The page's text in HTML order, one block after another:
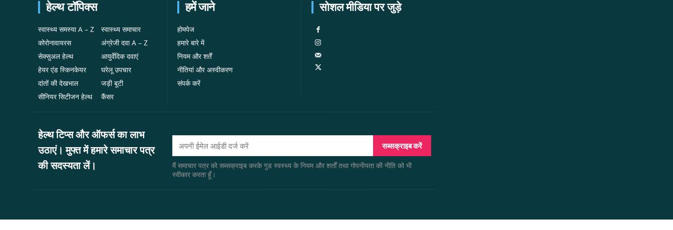
हेल्थ टॉपिक्स
स्वास्थ्य समस्या A – Z
कोरोनावायरस
सेक्सुअल हेल्थ
हेयर एंड स्किनकेयर
दांतों की देखभाल
सीनियर सिटीजन हेल्थ
स्वास्थ्य समाचार
अंग्रेजी दवा A – Z
आयुर्वेदिक दवाएं
घरेलू उपचार
जड़ी बूटी
कैंसर
हमें जाने
होमपेज
हमारे बारे में
नियम और शर्तें
नीतियां और अस्वीकरण
संपर्क करें
सोशल मीडिया पर जुड़े
हेल्थ टिप्स और ऑफर्स का लाभ
उठाएं। मुफ्त में हमारे समाचार पत्र
की सदस्यता लें।
सब्सक्राइब करें
मैं समाचार पत्र को सब्सक्राइब करके गुड स्वस्थ्य के नियम और शर्तों तथा गोपनीयता की नीति को भी
स्वीकार करता हूँ।